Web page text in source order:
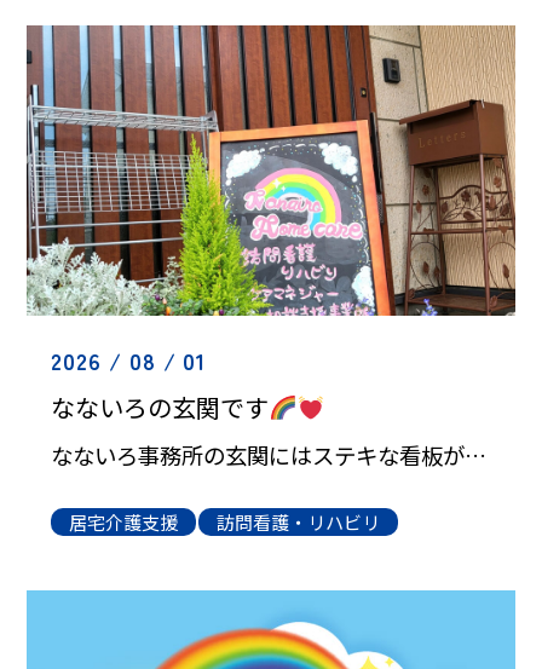
2026 / 08 / 01
なないろの玄関です
なないろ事務所の玄関にはステキな看板があります
居宅介護支援 訪問看護・リハビリ